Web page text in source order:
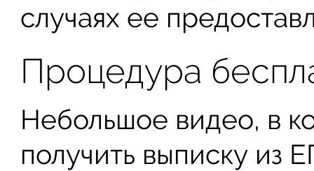
случаях ее
Процедура
Небольшое видео, в
получить выписку из